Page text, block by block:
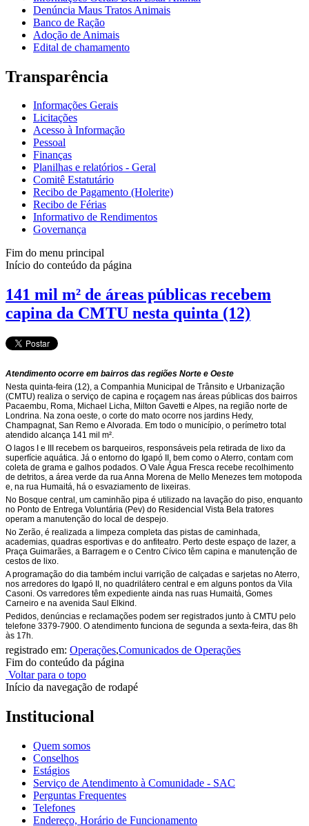
Denúncia Maus Tratos Animais
Banco de Ração
Adoção de Animais
Edital de chamamento
Transparência
Informações Gerais
Licitações
Acesso à Informação
Pessoal
Finanças
Planilhas e relatórios - Geral
Comitê Estatutário
Recibo de Pagamento (Holerite)
Recibo de Férias
Informativo de Rendimentos
Governança
Fim do menu principal
Início do conteúdo da página
141 mil m² de áreas públicas recebem
capina da CMTU nesta quinta (12)
Atendimento ocorre em bairros das regiões Norte e Oeste
Nesta quinta-feira (12), a Companhia Municipal de Trânsito e Urbanização
(CMTU) realiza o serviço de capina e roçagem nas áreas públicas dos bairros
Pacaembu, Roma, Michael Licha, Milton Gavetti e Alpes, na região norte de
Londrina. Na zona oeste, o corte do mato ocorre nos jardins Hedy,
Champagnat, San Remo e Alvorada. Em todo o município, o perímetro total
atendido alcança 141 mil m².
O lagos I e III recebem os barqueiros, responsáveis pela retirada de lixo da
superfície aquática. Já o entorno do Igapó II, bem como o Aterro, contam com
coleta de grama e galhos podados. O Vale Água Fresca recebe recolhimento
de detritos, a área verde da rua Anna Morena de Mello Menezes tem motopoda
e, na rua Humaitá, há o esvaziamento de lixeiras.
No Bosque central, um caminhão pipa é utilizado na lavação do piso, enquanto
no Ponto de Entrega Voluntária (Pev) do Residencial Vista Bela tratores
operam a manutenção do local de despejo.
No Zerão, é realizada a limpeza completa das pistas de caminhada,
academias, quadras esportivas e do anfiteatro. Perto deste espaço de lazer, a
Praça Guimarães, a Barragem e o Centro Cívico têm capina e manutenção de
cestos de lixo.
A programação do dia também inclui varrição de calçadas e sarjetas no Aterro,
nos arredores do Igapó II, no quadrilátero central e em alguns pontos da Vila
Casoni. Os varredores têm expediente ainda nas ruas Humaitá, Gomes
Carneiro e na avenida Saul Elkind.
Pedidos, denúncias e reclamações podem ser registrados junto à CMTU pelo
telefone 3379-7900. O atendimento funciona de segunda a sexta-feira, das 8h
às 17h.
registrado em: Operações,Comunicados de Operações
Fim do conteúdo da página
Voltar para o topo
Início da navegação de rodapé
Institucional
Quem somos
Conselhos
Estágios
Serviço de Atendimento à Comunidade - SAC
Perguntas Frequentes
Telefones
Endereço, Horário de Funcionamento